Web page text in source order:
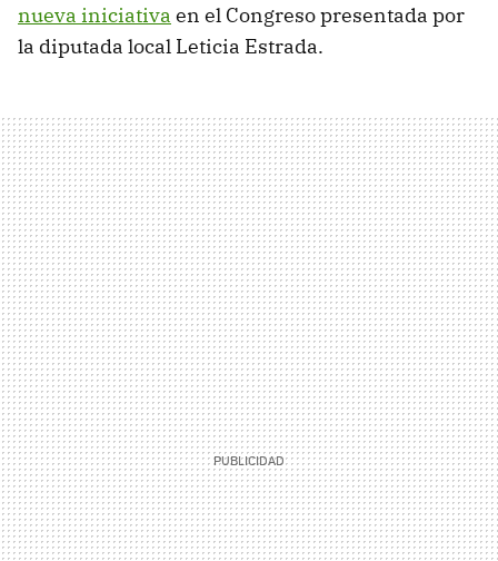
nueva iniciativa en el Congreso presentada por
la diputada local Leticia Estrada.